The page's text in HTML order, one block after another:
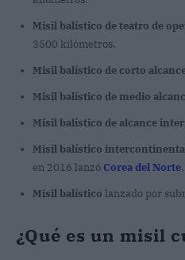
Misil balístico de teatro de
3500 kilómetros.
Misil balístico de corto
Misil balístico de medio
Misil balístico de alcance
Misil balístico
en 2016 lanzó Corea del Norte
Misil balístico lanzado por
¿Qué es un misil